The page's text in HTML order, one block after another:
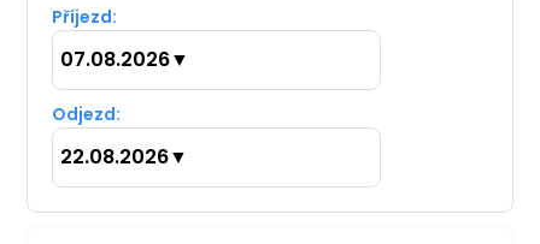
Příjezd:
07.08.2026▼
Odjezd:
22.08.2026▼